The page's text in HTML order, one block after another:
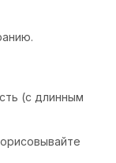
(с длинным